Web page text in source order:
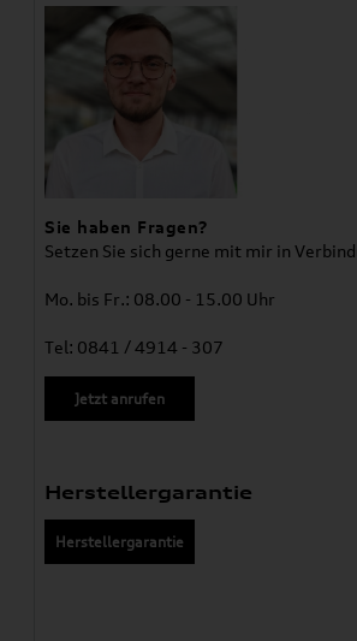
Sie haben Fragen?
Setzen Sie sich gerne mit mir in
Mo. bis Fr.: 08.00 - 15.00 Uhr
Tel: 0841 / 4914 - 307
Jetzt anrufen
Herstellergarantie
Herstellergarantie